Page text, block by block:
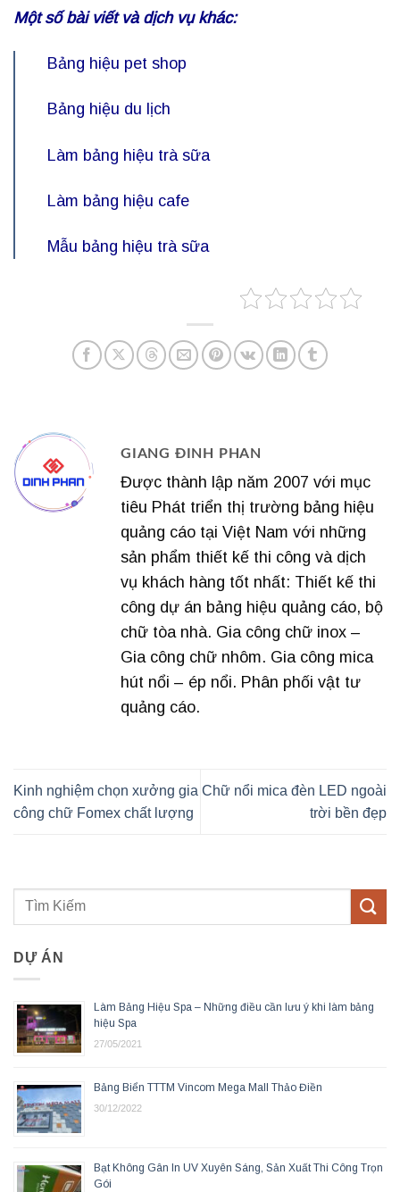
Một số bài viết và dịch vụ khác:
Bảng hiệu pet shop
Bảng hiệu du lịch
Làm bảng hiệu trà sữa
Làm bảng hiệu cafe
Mẫu bảng hiệu trà sữa
GIANG ĐINH PHAN
Được thành lập năm 2007 với mục
tiêu Phát triển thị trường bảng hiệu
quảng cáo tại Việt Nam với những
sản phẩm thiết kế thi công và dịch
vụ khách hàng tốt nhất: Thiết kế thi
công dự án bảng hiệu quảng cáo, bộ
chữ tòa nhà. Gia công chữ inox –
Gia công chữ nhôm. Gia công mica
hút nổi – ép nổi. Phân phối vật tư
quảng cáo.
Kinh nghiệm chọn xưởng gia
công chữ Fomex chất lượng
Chữ nổi mica đèn LED ngoài
trời bền đẹp
DỰ ÁN
Làm Bảng Hiệu Spa – Những điều cần lưu ý khi làm bảng
hiệu Spa
27/05/2021
Bảng Biển TTTM Vincom Mega Mall Thảo Điền
30/12/2022
Bạt Không Gân In UV Xuyên Sáng, Sản Xuất Thi Công Trọn
Gói